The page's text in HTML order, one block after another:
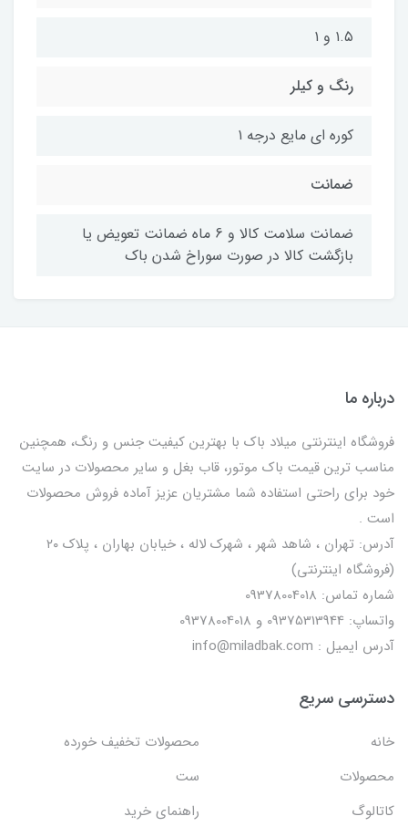
۱.۵ و ۱
رنگ و کیلر
کوره ای مایع درجه ۱
ضمانت
ضمانت سلامت کالا و 6 ماه ضمانت تعویض یا
بازگشت کالا در صورت سوراخ شدن باک
درباره ما
فروشگاه اینترنتی میلاد باک با بهترین کیفیت جنس و رنگ، همچنین
مناسب ترین قیمت باک موتور، قاب بغل و سایر محصولات در سایت
خود برای راحتی استفاده شما مشتریان عزیز آماده فروش محصولات
است .
آدرس: تهران ، شاهد شهر ، شهرک لاله ، خیابان بهاران ، پلاک ۲۰
(فروشگاه اینترنتی)
شماره تماس: 09378004018
واتساپ: 09375313944 و 09378004018
آدرس ایمیل : info@miladbak.com
دسترسی سریع
خانه
محصولات تخفیف خورده
محصولات
ست
کاتالوگ
راهنمای خرید